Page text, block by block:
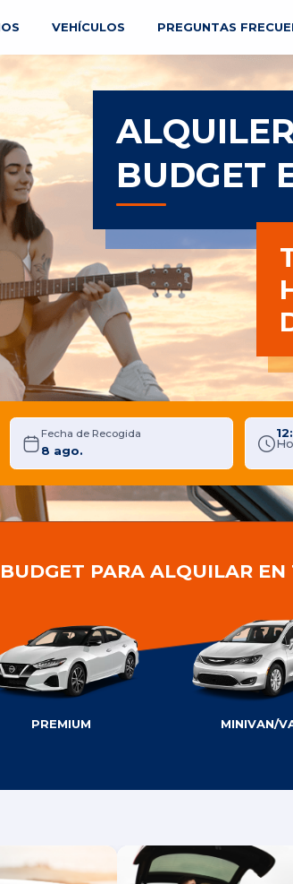
VEHÍCULOS PREGUNTAS
BUDGET
Fecha de Recogida
PARA ALQUILAR EN
PREMIUM MINIVAN/